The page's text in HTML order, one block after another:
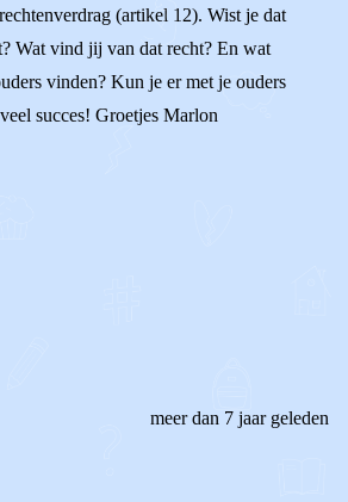
(artikel 12). Wist je dat
Wat vind jij van dat recht? En wat
vinden? Kun je er met je ouders
succes! Groetjes Marlon
meer dan 7 jaar geleden